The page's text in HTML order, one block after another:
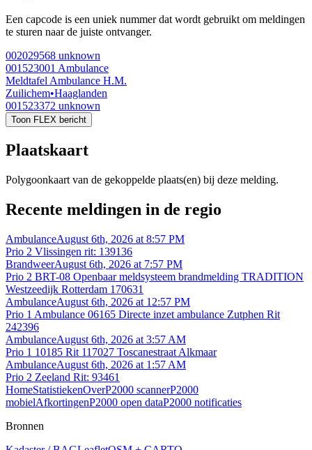
Een capcode is een uniek nummer dat wordt gebruikt om meldingen
te sturen naar de juiste ontvanger.
002029568 unknown
001523001 Ambulance
Meldtafel Ambulance H.M.
Zuilichem•Haaglanden
001523372 unknown
Toon FLEX bericht
Plaatskaart
Polygoonkaart van de gekoppelde plaats(en) bij deze melding.
Recente meldingen in de regio
AmbulanceAugust 6th, 2026 at 8:57 PM
Prio 2 Vlissingen rit: 139136
BrandweerAugust 6th, 2026 at 7:57 PM
Prio 2 BRT-08 Openbaar meldsysteem brandmelding TRADITION
Westzeedijk Rotterdam 170631
AmbulanceAugust 6th, 2026 at 12:57 PM
Prio 1 Ambulance 06165 Directe inzet ambulance Zutphen Rit
242396
AmbulanceAugust 6th, 2026 at 3:57 AM
Prio 1 10185 Rit 117027 Toscanestraat Alkmaar
AmbulanceAugust 6th, 2026 at 1:57 AM
Prio 2 Zeeland Rit: 93461
HomeStatistiekenOverP2000 scannerP2000
mobielAfkortingenP2000 open dataP2000 notificaties
Bronnen